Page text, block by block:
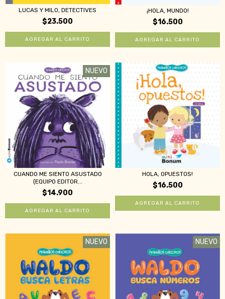
LUCAS Y MILO, DETECTIVES
$23.500
¡HOLA, MUNDO!
$16.500
NUEVO
CUANDO ME SIENTO ASUSTADO
(EQUIPO EDITOR...
$14.900
HOLA, OPUESTOS!
$16.500
NUEVO NUEVO